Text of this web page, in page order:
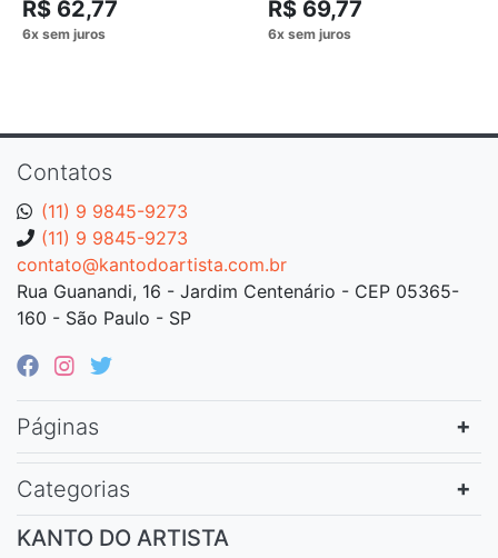
R$ 62,77 R$ 69,77
Contatos
(11) 9 9845-9273
(11) 9 9845-9273
contato@kantodoartista.com.br
Rua Guanandi, 16 - Jardim Centenário - CEP 05365-
160 - São Paulo - SP
Páginas
Categorias
KANTO DO ARTISTA